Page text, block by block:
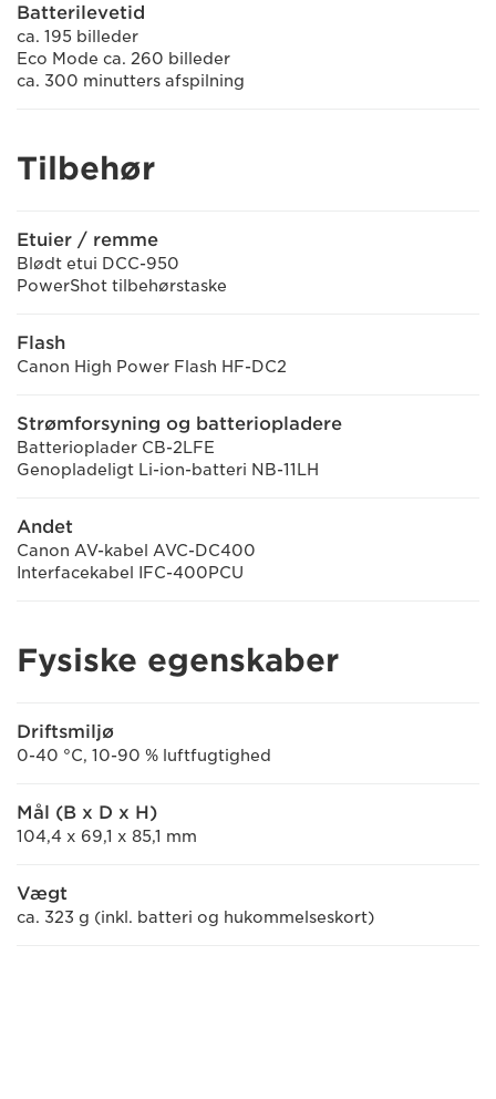
Batterilevetid
ca. 195 billeder
Eco Mode ca. 260 billeder
ca. 300 minutters afspilning
Tilbehør
Etuier / remme
Blødt etui DCC-950
PowerShot tilbehørstaske
Flash
Canon High Power Flash HF-DC2
Strømforsyning og batteriopladere
Batterioplader CB-2LFE
Genopladeligt Li-ion-batteri NB-11LH
Andet
Canon AV-kabel AVC-DC400
Interfacekabel IFC-400PCU
Fysiske egenskaber
Driftsmiljø
0-40 °C, 10-90 % luftfugtighed
Mål (B x D x H)
104,4 x 69,1 x 85,1 mm
Vægt
ca. 323 g (inkl. batteri og hukommelseskort)